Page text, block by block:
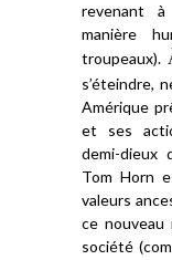
revenant à
manière
troupeaux).
s’éteindre,
Amérique
et ses
demi-dieux
Tom Horn
valeurs
cenouveau
société (